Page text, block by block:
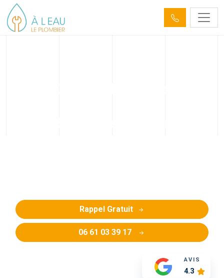
Rappel Gratuit
06 61 03 39 17
AVIS
4.3